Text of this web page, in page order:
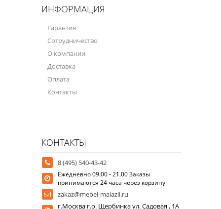
ИНФОРМАЦИЯ
Гарантия
Сотрудничество
О компании
Доставка
Оплата
Контакты
КОНТАКТЫ
8 (495) 540-43-42
Ежедневно 09.00 - 21.00 Заказы
принимаются 24 часа через корзину
zakaz@mebel-malazii.ru
г.Москва г.о. Щербинка ул. Садовая , 1А